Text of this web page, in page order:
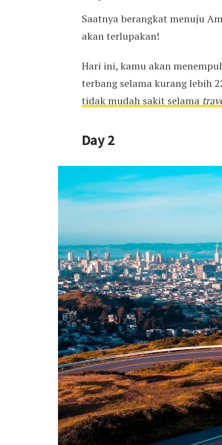
Saatnya berangkat menuju
akan terlupakan!
Hari ini, kamu akan
terbang selama kurang lebih
tidak mudah sakit selama
Day 2